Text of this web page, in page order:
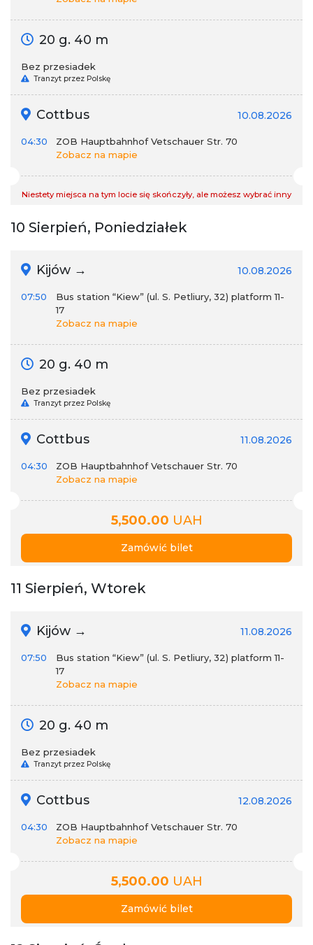
20 g. 40 m
Bez przesiadek
Tranzyt przez Polskę
Cottbus 10.08.2026
04:30
ZOB Hauptbahnhof Vetschauer Str. 70
Zobacz na mapie
Niestety miejsca na tym locie się skończyły, ale możesz wybrać inny
10 Sierpień, Poniedziałek
Kijów → 10.08.2026
07:50
Bus station “Kiew” (ul. S. Petliury, 32) platform 11-
17
Zobacz na mapie
20 g. 40 m
Bez przesiadek
Tranzyt przez Polskę
Cottbus 11.08.2026
04:30
ZOB Hauptbahnhof Vetschauer Str. 70
Zobacz na mapie
5,500.00 UAH
Zamówić bilet
11 Sierpień, Wtorek
Kijów → 11.08.2026
07:50
Bus station “Kiew” (ul. S. Petliury, 32) platform 11-
17
Zobacz na mapie
20 g. 40 m
Bez przesiadek
Tranzyt przez Polskę
Cottbus 12.08.2026
04:30
ZOB Hauptbahnhof Vetschauer Str. 70
Zobacz na mapie
5,500.00 UAH
Zamówić bilet